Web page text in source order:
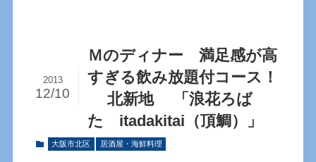
Ｍのディナー 満足感が高
すぎる飲み放題付コース！
北新地 「浪花ろば
た itadakitai（頂鯛）」
2013
12/10
大阪市北区 居酒屋・海鮮料理